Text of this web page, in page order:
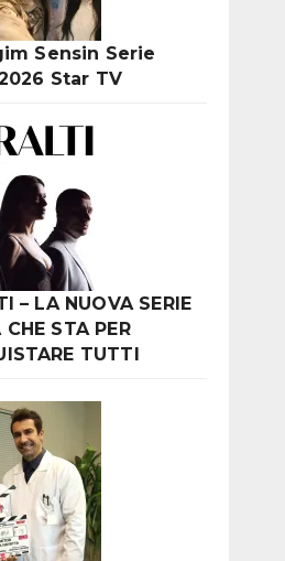
Sensin Serie
Star TV
– LA NUOVA SERIE
CHE STA PER
TUTTI